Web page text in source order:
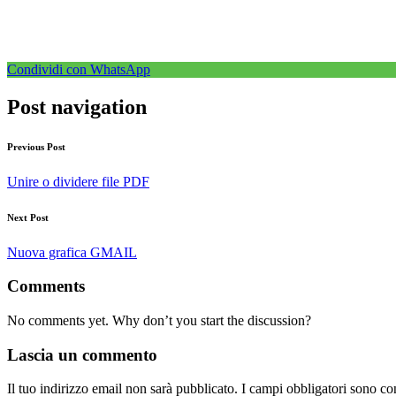
Condividi con WhatsApp
Post navigation
Previous Post
Unire o dividere file PDF
Next Post
Nuova grafica GMAIL
Comments
No comments yet. Why don’t you start the discussion?
Lascia un commento
Il tuo indirizzo email non sarà pubblicato. I campi obbligatori sono